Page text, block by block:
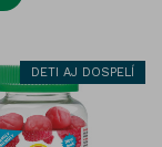
DETI AJ DOSPELÍ